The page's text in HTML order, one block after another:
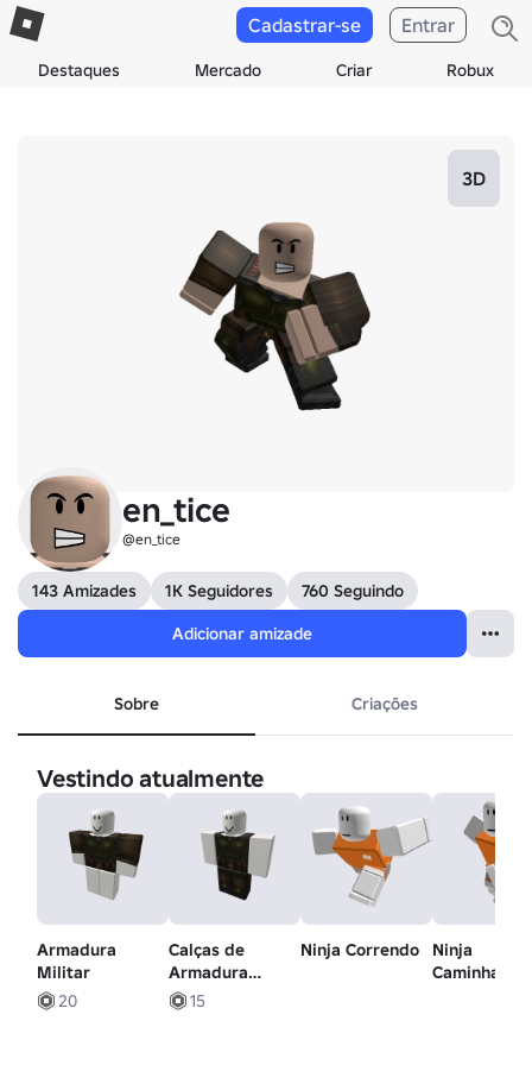
Destaques Mercado Criar Robux
Cadastrar-se Entrar
3D
en_tice
@en_tice
143 Amizades 1K Seguidores
760 Seguindo
Adicionar amizade
Sobre Criações
Vestindo atualmente
Armadura
Militar
20
Calças de
Armadura
Militar
15
Ninja Correndo
Ninja
Caminhando